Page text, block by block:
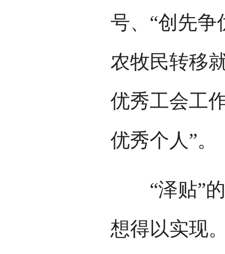
号、“创先争
农牧民转移
优秀工会工
优秀个人”。
“泽贴”的
想得以实现